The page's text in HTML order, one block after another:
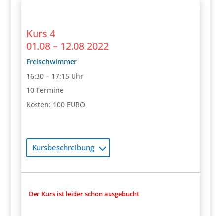
Kurs 4
01.08 – 12.08 2022
Freischwimmer
16:30 – 17:15 Uhr
10 Termine
Kosten: 100 EURO
Kursbeschreibung
Der Kurs ist leider schon ausgebucht